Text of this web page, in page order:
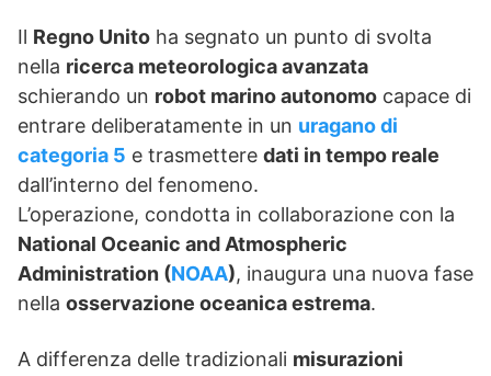
Il Regno Unito ha segnato un punto di svolta
nella ricerca meteorologica avanzata
schierando un robot marino autonomo capace di
entrare deliberatamente in un uragano di
categoria 5 e trasmettere dati in tempo reale
dall’interno del fenomeno.
L’operazione, condotta in collaborazione con la
National Oceanic and Atmospheric
Administration (NOAA), inaugura una nuova fase
nella osservazione oceanica estrema.
A differenza delle tradizionali misurazioni